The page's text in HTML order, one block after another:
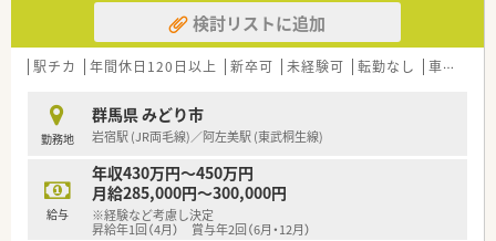
検討リストに追加
駅チカ 年間休日120日以上 新卒可 未経験可 転勤なし 車通勤可
勤務地
群馬県 みどり市
岩宿駅 (JR両毛線)／阿左美駅 (東武桐生線)
給与
年収430万円～450万円
月給285,000円～300,000円
※経験など考慮し決定
昇給年1回（4月） 賞与年2回（6月・12月）